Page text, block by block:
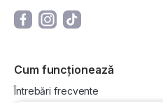
Cum funcționează
Întrebări frecvente